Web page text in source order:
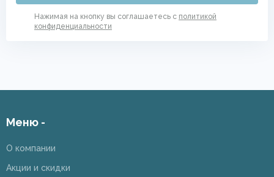
Нажимая на кнопку вы соглашаетесь с политикой
конфиденциальности
Меню -
О компании
Акции и скидки